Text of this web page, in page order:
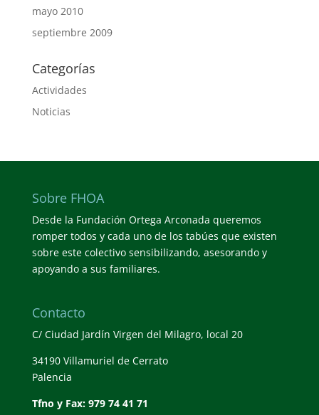
mayo 2010
septiembre 2009
Categorías
Actividades
Noticias
Sobre FHOA
Desde la Fundación Ortega Arconada queremos
romper todos y cada uno de los tabúes que existen
sobre este colectivo sensibilizando, asesorando y
apoyando a sus familiares.
Contacto
C/ Ciudad Jardín Virgen del Milagro, local 20
34190 Villamuriel de Cerrato
Palencia
Tfno y Fax: 979 74 41 71